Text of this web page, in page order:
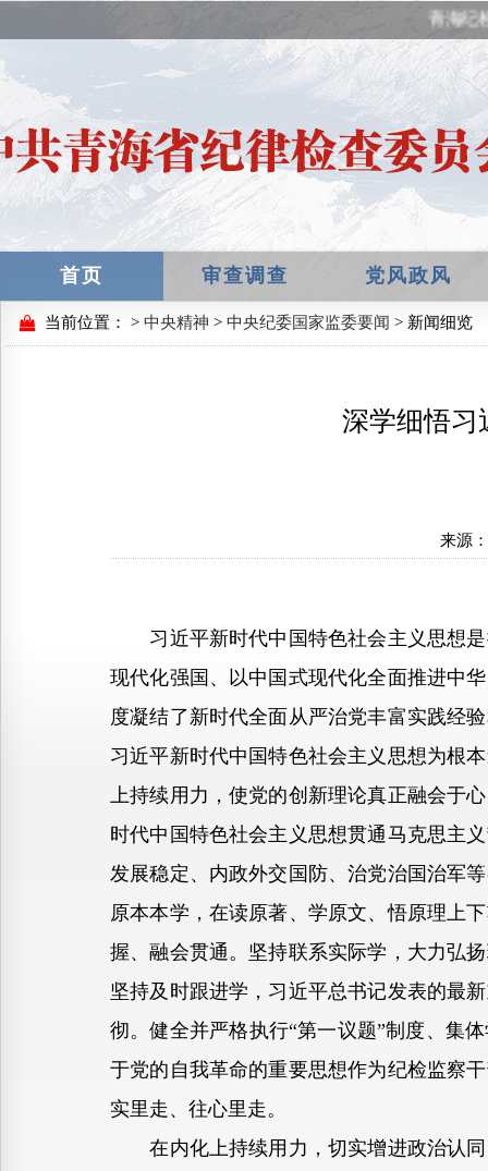
青海纪
首页 审查调查 党风政风
当前位置： > 中央精神 > 中央纪委国家监委要闻 > 新闻细览
深学细悟习
来源：
习近平新时代中国特色社会主义思想是
现代化强国、以中国式现代化全面推进中
度凝结了新时代全面从严治党丰富实践经
习近平新时代中国特色社会主义思想为根
上持续用力，使党的创新理论真正融会于
时代中国特色社会主义思想贯通马克思主
发展稳定、内政外交国防、治党治国治军
原本本学，在读原著、学原文、悟原理上
握、融会贯通。坚持联系实际学，大力弘
坚持及时跟进学，习近平总书记发表的最
彻。健全并严格执行“第一议题”制度、集
于党的自我革命的重要思想作为纪检监察
实里走、往心里走。
在内化上持续用力，切实增进政治认同